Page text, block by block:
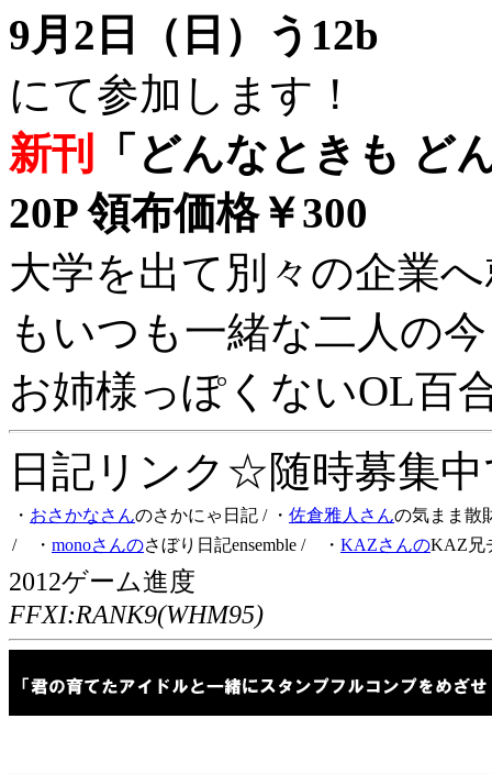
9月2日（日）う12b
にて参加します！
新刊
「どんなときも ど
20P 領布価格￥300
大学を出て別々の企業
もいつも一緒な二人の
お姉様っぽくないOL百
日記リンク☆随時募集
・ おさかなさんのさかにゃ日記 / ・ 佐倉雅人さんの気まま散
/ ・ monoさんのさぼり日記ensemble / ・ KAZさんのKAZ兄
2012ゲーム進度
FFXI:RANK9(WHM95)